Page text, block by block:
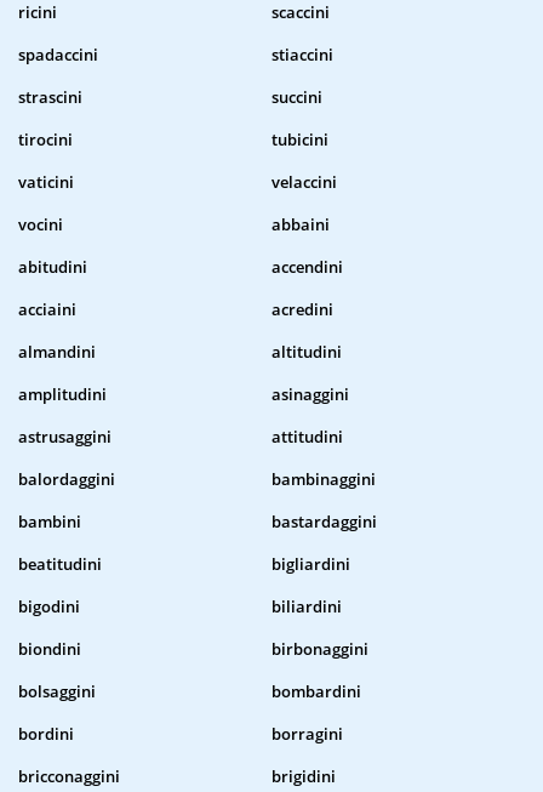
ricini
scaccini
spadaccini
stiaccini
strascini
succini
tirocini
tubicini
vaticini
velaccini
vocini
abbaini
abitudini
accendini
acciaini
acredini
almandini
altitudini
amplitudini
asinaggini
astrusaggini
attitudini
balordaggini
bambinaggini
bambini
bastardaggini
beatitudini
bigliardini
bigodini
biliardini
biondini
birbonaggini
bolsaggini
bombardini
bordini
borragini
bricconaggini
brigidini